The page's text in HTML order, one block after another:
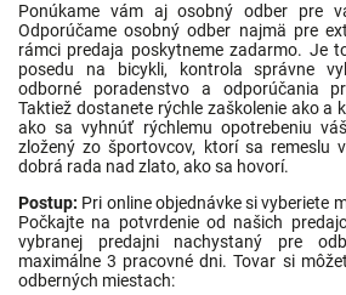
Ponúkame vám aj osobný odber pre
Odporúčame osobný odber najmä pre
rámci predaja poskytneme zadarmo. Je
posedu na bicykli, kontrola správne
odborné poradenstvo a odporúčania
Taktiež dostanete rýchle zaškolenie ako a
ako sa vyhnúť rýchlemu opotrebeniu
zložený zo športovcov, ktorí sa remeslu
dobrá rada nad zlato, ako sa hovorí.
Postup: Pri online objednávke si vyberiete
Počkajte na potvrdenie od našich
vybranej predajni nachystaný pre
maximálne 3 pracovné dni. Tovar si
odberných miestach: